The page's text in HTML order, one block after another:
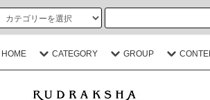
HOME CATEGORY GROUP